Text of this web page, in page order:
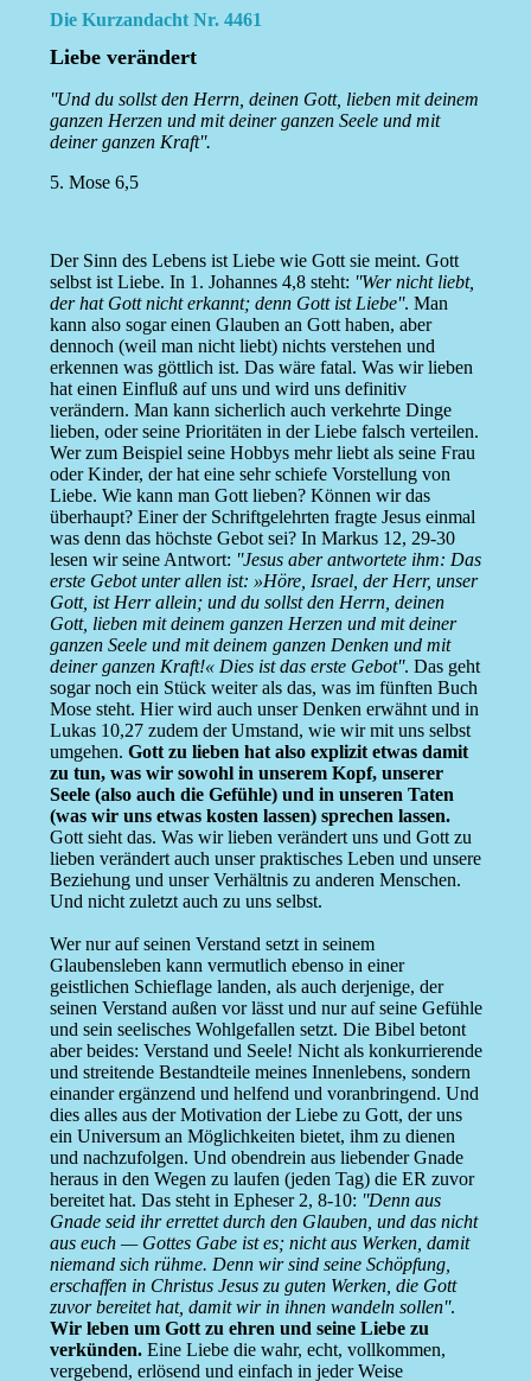
Die Kurzandacht Nr. 4461
Liebe verändert
''Und du sollst den Herrn, deinen Gott, lieben mit deinem
ganzen Herzen und mit deiner ganzen Seele und mit
deiner ganzen Kraft''.
5. Mose 6,5
Der Sinn des Lebens ist Liebe wie Gott sie meint. Gott
selbst ist Liebe. In 1. Johannes 4,8 steht: ''Wer nicht liebt,
der hat Gott nicht erkannt; denn Gott ist Liebe''. Man
kann also sogar einen Glauben an Gott haben, aber
dennoch (weil man nicht liebt) nichts verstehen und
erkennen was göttlich ist. Das wäre fatal. Was wir lieben
hat einen Einfluß auf uns und wird uns definitiv
verändern. Man kann sicherlich auch verkehrte Dinge
lieben, oder seine Prioritäten in der Liebe falsch verteilen.
Wer zum Beispiel seine Hobbys mehr liebt als seine Frau
oder Kinder, der hat eine sehr schiefe Vorstellung von
Liebe. Wie kann man Gott lieben? Können wir das
überhaupt? Einer der Schriftgelehrten fragte Jesus einmal
was denn das höchste Gebot sei? In Markus 12, 29-30
lesen wir seine Antwort: ''Jesus aber antwortete ihm: Das
erste Gebot unter allen ist: »Höre, Israel, der Herr, unser
Gott, ist Herr allein; und du sollst den Herrn, deinen
Gott, lieben mit deinem ganzen Herzen und mit deiner
ganzen Seele und mit deinem ganzen Denken und mit
deiner ganzen Kraft!« Dies ist das erste Gebot''. Das geht
sogar noch ein Stück weiter als das, was im fünften Buch
Mose steht. Hier wird auch unser Denken erwähnt und in
Lukas 10,27 zudem der Umstand, wie wir mit uns selbst
umgehen. Gott zu lieben hat also explizit etwas damit
zu tun, was wir sowohl in unserem Kopf, unserer
Seele (also auch die Gefühle) und in unseren Taten
(was wir uns etwas kosten lassen) sprechen lassen.
Gott sieht das. Was wir lieben verändert uns und Gott zu
lieben verändert auch unser praktisches Leben und unsere
Beziehung und unser Verhältnis zu anderen Menschen.
Und nicht zuletzt auch zu uns selbst.
Wer nur auf seinen Verstand setzt in seinem
Glaubensleben kann vermutlich ebenso in einer
geistlichen Schieflage landen, als auch derjenige, der
seinen Verstand außen vor lässt und nur auf seine Gefühle
und sein seelisches Wohlgefallen setzt. Die Bibel betont
aber beides: Verstand und Seele! Nicht als konkurrierende
und streitende Bestandteile meines Innenlebens, sondern
einander ergänzend und helfend und voranbringend. Und
dies alles aus der Motivation der Liebe zu Gott, der uns
ein Universum an Möglichkeiten bietet, ihm zu dienen
und nachzufolgen. Und obendrein aus liebender Gnade
heraus in den Wegen zu laufen (jeden Tag) die ER zuvor
bereitet hat. Das steht in Epheser 2, 8-10: ''Denn aus
Gnade seid ihr errettet durch den Glauben, und das nicht
aus euch — Gottes Gabe ist es; nicht aus Werken, damit
niemand sich rühme. Denn wir sind seine Schöpfung,
erschaffen in Christus Jesus zu guten Werken, die Gott
zuvor bereitet hat, damit wir in ihnen wandeln sollen''.
Wir leben um Gott zu ehren und seine Liebe zu
verkünden.Eine Liebe die wahr, echt, vollkommen,
vergebend, erlösend und einfach in jeder Weise